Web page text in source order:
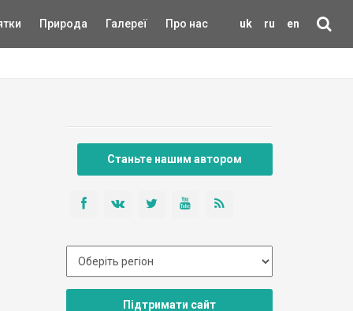
uk ru en
Природа Галереї Про нас
Станьте нашим автором
Підтримати сайт